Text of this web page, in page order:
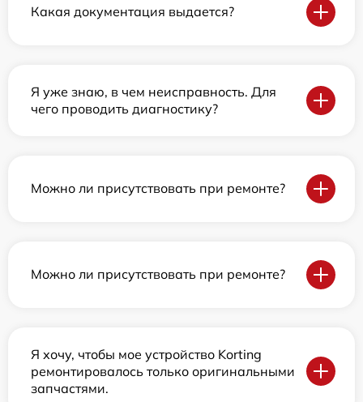
Какая документация выдается?
Я уже знаю, в чем неисправность. Для
чего проводить диагностику?
Можно ли присутствовать при ремонте?
Можно ли присутствовать при ремонте?
Я хочу, чтобы мое устройство Korting
ремонтировалось только оригинальными
запчастями.